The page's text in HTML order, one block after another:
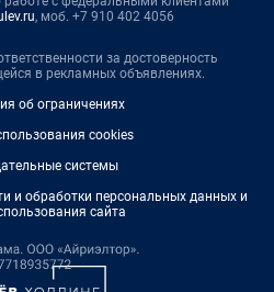
, моб. +7 910 402 4056
за достоверность
в рекламных объявлениях.
об ограничениях
cookies
системы
и обработки персональных данных и
сайта